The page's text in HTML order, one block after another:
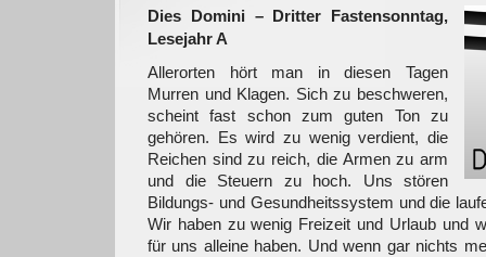
Dies Domini – Dritter Fastensonntag,
Lesejahr A
Allerorten hört man in diesen Tagen
Murren und Klagen. Sich zu beschweren,
scheint fast schon zum guten Ton zu
gehören. Es wird zu wenig verdient, die
Reichen sind zu reich, die Armen zu arm
und die Steuern zu hoch. Uns stören
Bildungs- und Gesundheitssystem und die
Wir haben zu wenig Freizeit und Urlaub und
für uns alleine haben. Und wenn gar nichts